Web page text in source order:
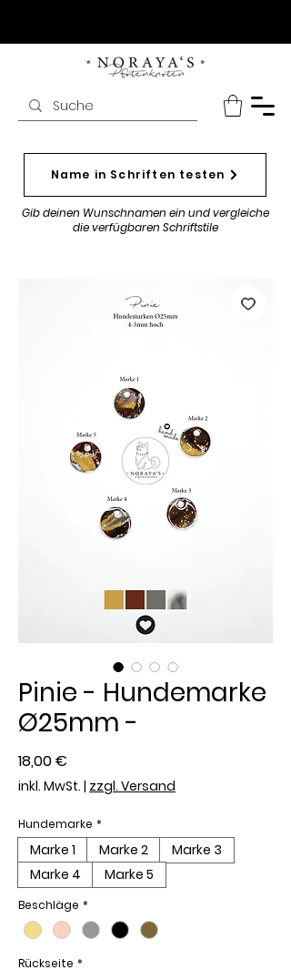
Name in Schriften testen
Gib deinen Wunschnamen ein und vergleiche
die verfügbaren Schriftstile
Pinie - Hundemarke
Ø25mm -
18,00 €
inkl. MwSt. | zzgl. Versand
Hundemarke *
Marke 1 Marke 2
Marke 3
Marke 4
Marke 5
Beschläge *
Rückseite *